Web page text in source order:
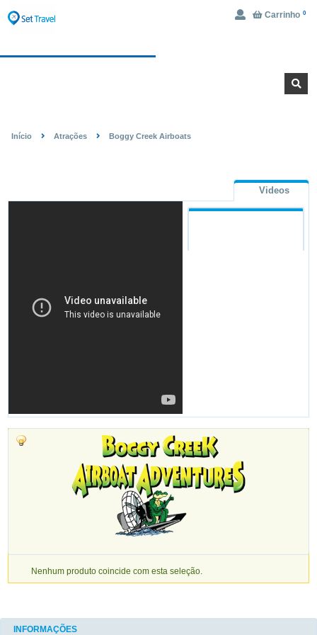
Carrinho 0
Início Atrações Boggy Creek Airboats
Videos
Nenhum produto coincide com esta seleção.
INFORMAÇÕES